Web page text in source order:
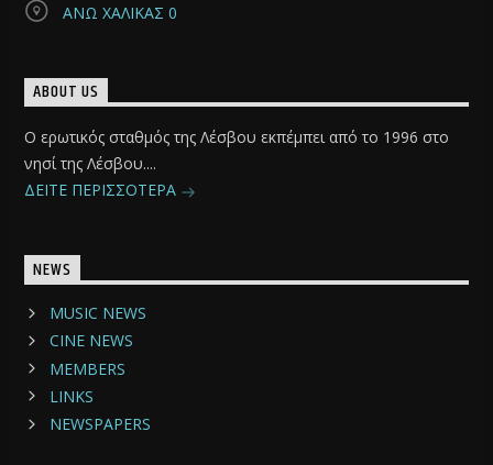
ΑΝΩ ΧΑΛΙΚΑΣ 0
ABOUT US
Ο ερωτικός σταθμός της Λέσβου εκπέμπει από το 1996 στο
νησί της Λέσβου....
ΔΕΙΤΕ ΠΕΡΙΣΣΟΤΕΡΑ
NEWS
MUSIC NEWS
CINE NEWS
MEMBERS
LINKS
NEWSPAPERS